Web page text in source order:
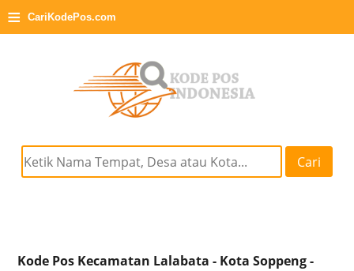
≡ CariKodePos.com
Cari
Kode Pos Kecamatan Lalabata - Kota Soppeng -